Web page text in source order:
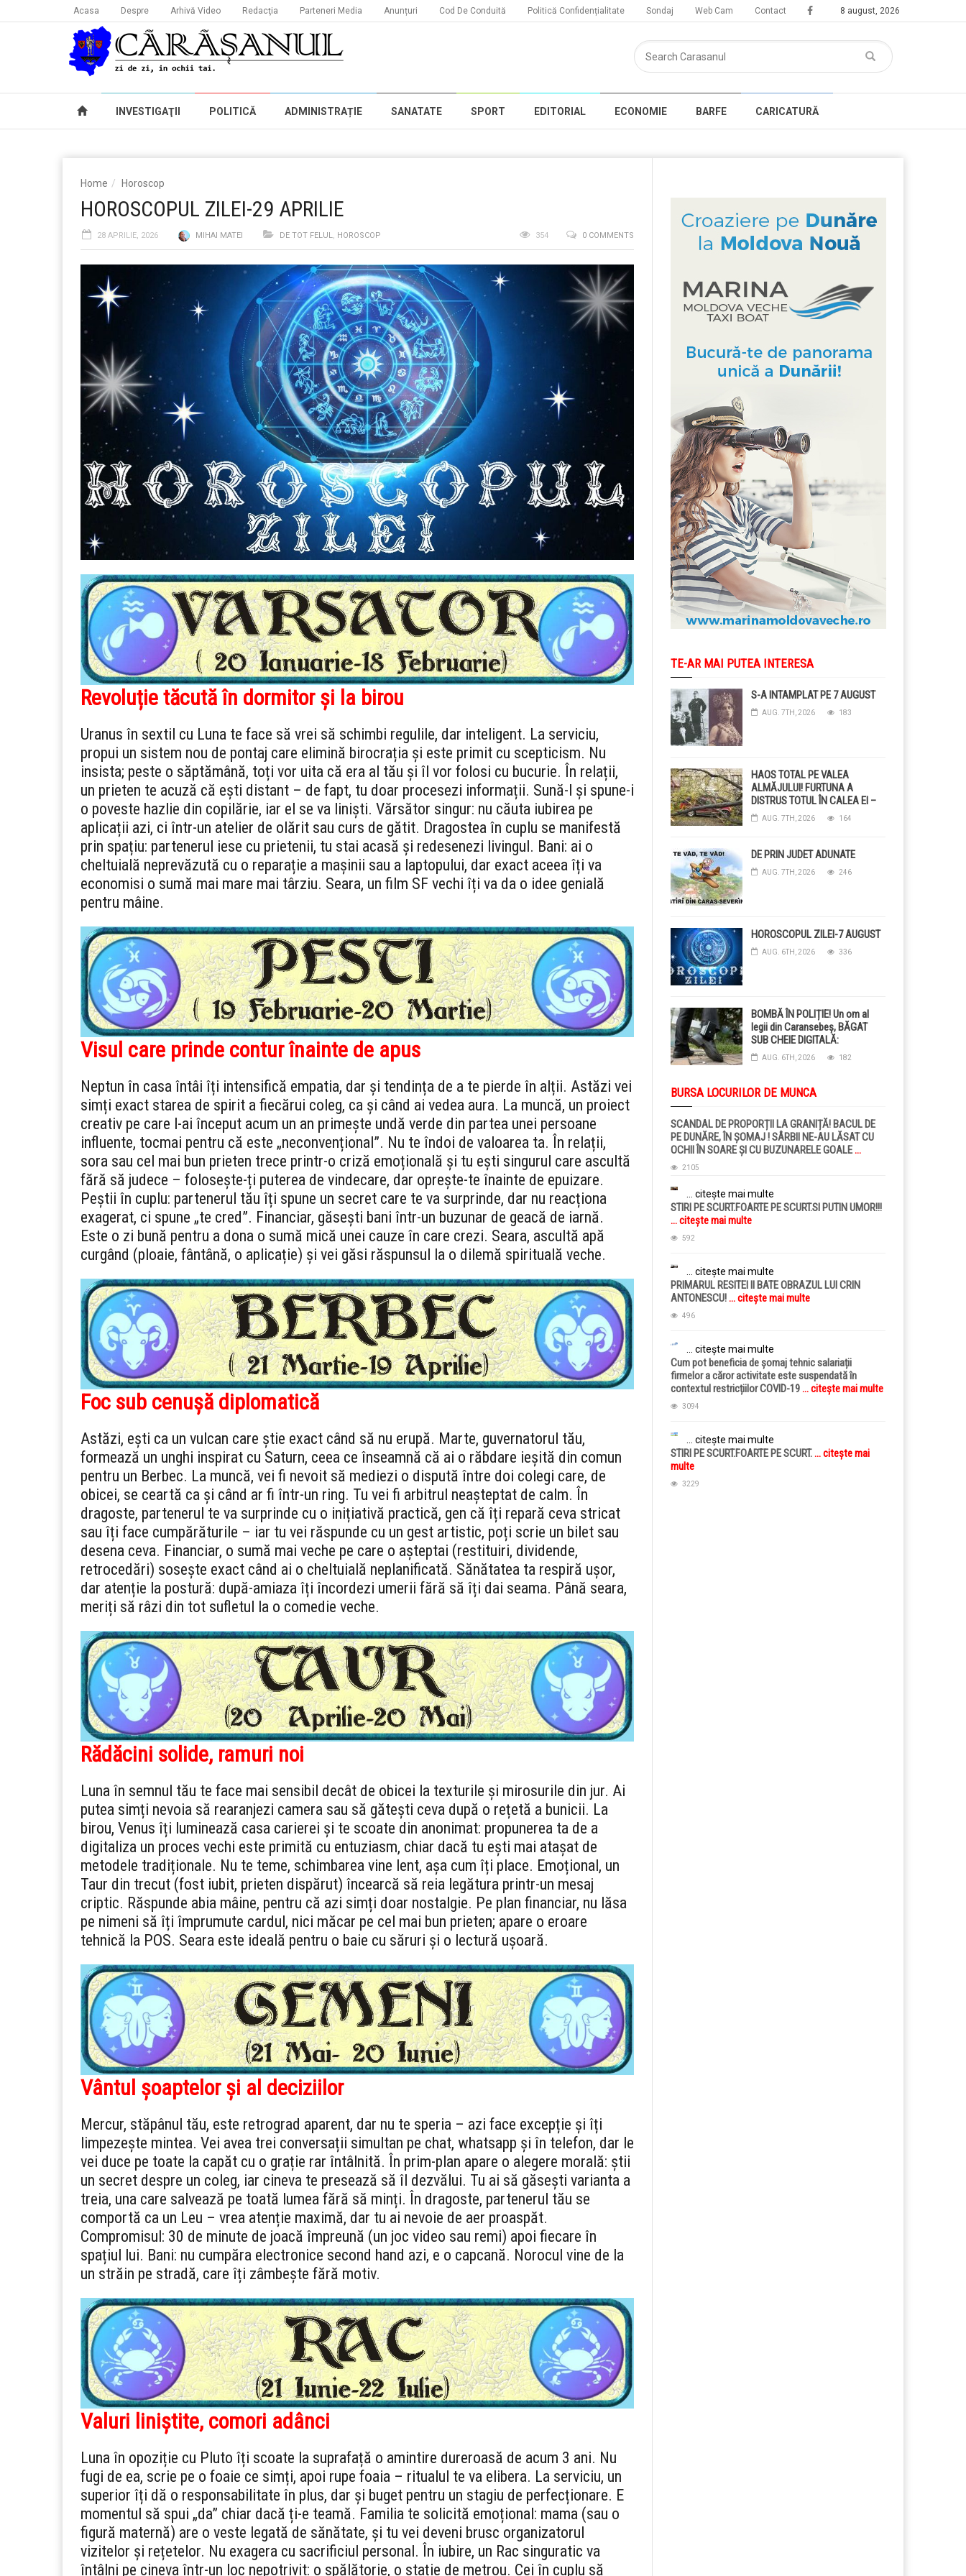
8 august, 2026
Acasa Despre Arhivă Video Redacţia Parteneri Media Anunțuri Cod De Conduită Politică Confidențialitate Sondaj Web Cam Contact
INVESTIGAŢII POLITICĂ ADMINISTRAȚIE SANATATE SPORT EDITORIAL ECONOMIE BARFE CARICATURĂ
Home Horoscop
HOROSCOPUL ZILEI-29 APRILIE
28 APRILIE, 2026 MIHAI MATEI DE TOT FELUL, HOROSCOP 0 COMMENTS
354
Revoluție tăcută în dormitor și la birou
Uranus în sextil cu Luna te face să vrei să schimbi regulile, dar inteligent. La serviciu,
propui un sistem nou de pontaj care elimină birocrația și este primit cu scepticism. Nu
insista; peste o săptămână, toți vor uita că era al tău și îl vor folosi cu bucurie. În relații,
un prieten te acuză că ești distant – de fapt, tu doar procesezi informații. Sună-l și spune-i
o poveste hazlie din copilărie, iar el se va liniști. Vărsător singur: nu căuta iubirea pe
aplicații azi, ci într-un atelier de olărit sau curs de gătit. Dragostea în cuplu se manifestă
prin spațiu: partenerul iese cu prietenii, tu stai acasă și redesenezi livingul. Bani: ai o
cheltuială neprevăzută cu o reparație a mașinii sau a laptopului, dar exact aceea îți va
economisi o sumă mai mare mai târziu. Seara, un film SF vechi îți va da o idee genială
pentru mâine.
Visul care prinde contur înainte de apus
Neptun în casa întâi îți intensifică empatia, dar și tendința de a te pierde în alții. Astăzi vei
simți exact starea de spirit a fiecărui coleg, ca și când ai vedea aura. La muncă, un proiect
creativ pe care l-ai început acum un an primește undă verde din partea unei persoane
influente, tocmai pentru că este „neconvențional”. Nu te îndoi de valoarea ta. În relații,
sora sau cel mai bun prieten trece printr-o criză emoțională și tu ești singurul care ascultă
fără să judece – folosește-ți puterea de vindecare, dar oprește-te înainte de epuizare.
Peștii în cuplu: partenerul tău îți spune un secret care te va surprinde, dar nu reacționa
exagerat, ci spune „te cred”. Financiar, găsești bani într-un buzunar de geacă de iarnă.
Este o zi bună pentru a dona o sumă mică unei cauze în care crezi. Seara, ascultă apă
curgând (ploaie, fântână, o aplicație) și vei găsi răspunsul la o dilemă spirituală veche.
Foc sub cenușă diplomatică
Astăzi, ești ca un vulcan care știe exact când să nu erupă. Marte, guvernatorul tău,
formează un unghi inspirat cu Saturn, ceea ce înseamnă că ai o răbdare ieșită din comun
pentru un Berbec. La muncă, vei fi nevoit să mediezi o dispută între doi colegi care, de
obicei, se ceartă ca și când ar fi într-un ring. Tu vei fi arbitrul neașteptat de calm. În
dragoste, partenerul te va surprinde cu o inițiativă practică, gen că îți repară ceva stricat
sau îți face cumpărăturile – iar tu vei răspunde cu un gest artistic, poți scrie un bilet sau
desena ceva. Financiar, o sumă mai veche pe care o așteptai (restituiri, dividende,
retrocedări) sosește exact când ai o cheltuială neplanificată. Sănătatea ta respiră ușor,
dar atenție la postură: după-amiaza îți încordezi umerii fără să îți dai seama. Până seara,
meriți să râzi din tot sufletul la o comedie veche.
Rădăcini solide, ramuri noi
Luna în semnul tău te face mai sensibil decât de obicei la texturile și mirosurile din jur. Ai
putea simți nevoia să rearanjezi camera sau să gătești ceva după o rețetă a bunicii. La
birou, Venus îți luminează casa carierei și te scoate din anonimat: propunerea ta de a
digitaliza un proces vechi este primită cu entuziasm, chiar dacă tu ești mai atașat de
metodele tradiționale. Nu te teme, schimbarea vine lent, așa cum îți place. Emoțional, un
Taur din trecut (fost iubit, prieten dispărut) încearcă să reia legătura printr-un mesaj
criptic. Răspunde abia mâine, pentru că azi simți doar nostalgie. Pe plan financiar, nu lăsa
pe nimeni să îți împrumute cardul, nici măcar pe cel mai bun prieten; apare o eroare
tehnică la POS. Seara este ideală pentru o baie cu săruri și o lectură ușoară.
Vântul șoaptelor și al deciziilor
Mercur, stăpânul tău, este retrograd aparent, dar nu te speria – azi face excepție și îți
limpezește mintea. Vei avea trei conversații simultan pe chat, whatsapp și în telefon, dar le
vei duce pe toate la capăt cu o grație rar întâlnită. În prim-plan apare o alegere morală: știi
un secret despre un coleg, iar cineva te presează să îl dezvălui. Tu ai să găsești varianta a
treia, una care salvează pe toată lumea fără să minți. În dragoste, partenerul tău se
comportă ca un Leu – vrea atenție maximă, dar tu ai nevoie de aer proaspăt.
Compromisul: 30 de minute de joacă împreună (un joc video sau remi) apoi fiecare în
spațiul lui. Bani: nu cumpăra electronice second hand azi, e o capcană. Norocul vine de la
un străin pe stradă, care îți zâmbește fără motiv.
Valuri liniștite, comori adânci
Luna în opoziție cu Pluto îți scoate la suprafață o amintire dureroasă de acum 3 ani. Nu
fugi de ea, scrie pe o foaie ce simți, apoi rupe foaia – ritualul te va elibera. La serviciu, un
superior îți dă o responsabilitate în plus, dar și buget pentru un stagiu de perfecționare. E
momentul să spui „da” chiar dacă ți-e teamă. Familia te solicită emoțional: mama (sau o
figură maternă) are o veste legată de sănătate, și tu vei deveni brusc organizatorul
vizitelor și rețetelor. Nu exagera cu sacrificiul personal. În iubire, un Rac singuratic va
întâlni pe cineva într-un loc nepotrivit: o spălătorie, o stație de metrou. Cei în cuplu să
TE-AR MAI PUTEA INTERESA
S-A INTAMPLAT PE 7 AUGUST
AUG. 7TH, 2026 183
HAOS TOTAL PE VALEA
ALMĂJULUI! FURTUNA A
DISTRUS TOTUL ÎN CALEA EI –
COPACI CĂZUȚI, DRUMURI
BLOCAȚE, CURENT TĂIAT ȘI
GRINDINĂ!
AUG. 7TH, 2026 164
DE PRIN JUDET ADUNATE
AUG. 7TH, 2026 246
HOROSCOPUL ZILEI-7 AUGUST
AUG. 6TH, 2026 336
BOMBĂ ÎN POLIȚIE! Un om al
legii din Caransebeș, BĂGAT
SUB CHEIE DIGITALĂ:
Judecătorii i-au pus BRĂȚARĂ
ELECTRONICĂ la picior!
AUG. 6TH, 2026 182
BURSA LOCURILOR DE MUNCA
SCANDAL DE PROPORȚII LA GRANIȚĂ! BACUL DE
PE DUNĂRE, ÎN ȘOMAJ ! SÂRBII NE-AU LĂSAT CU
OCHII ÎN SOARE ȘI CU BUZUNARELE GOALE...
citește mai multe
2105
... citește mai multe
STIRI PE SCURT.FOARTE PE SCURT.SI PUTIN UMOR!!!
... citește mai multe
592
... citește mai multe
PRIMARUL RESITEI II BATE OBRAZUL LUI CRIN
ANTONESCU!... citește mai multe
496
... citește mai multe
Cum pot beneficia de șomaj tehnic salariații
firmelor a căror activitate este suspendată în
contextul restricțiilor COVID-19... citește mai multe
3094
... citește mai multe
STIRI PE SCURT.FOARTE PE SCURT.... citește mai
multe
3229